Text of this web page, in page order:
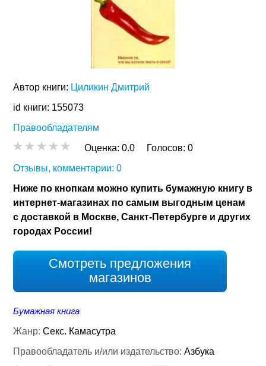
Автор книги: Циликин Дмитрий
id книги: 155073
Правообладателям
Оценка:0.0 Голосов:0
Отзывы, комментарии: 0
Ниже по кнопкам можно купить бумажную книгу в
интернет-магазинах по самым выгодным ценам
с доставкой в Москве, Санкт-Петербурге и других
городах России!
Смотреть предложения
магазинов
Бумажная книга
Жанр:Секс. Камасутра
Правообладатель и/или издательство:Азбука